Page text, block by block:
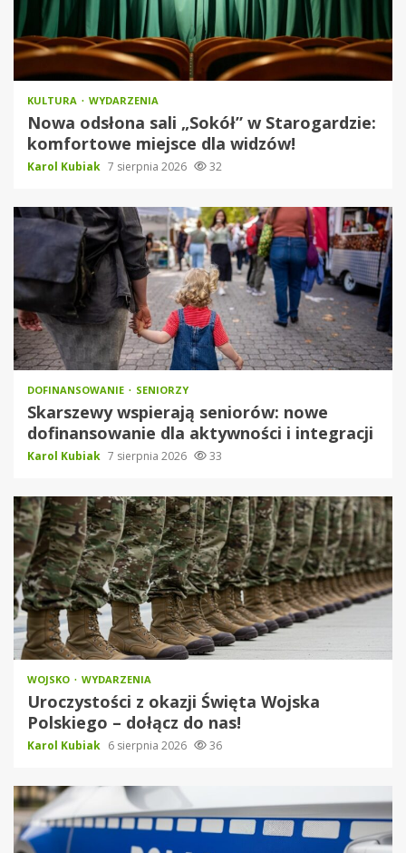
KULTURA WYDARZENIA
Nowa odsłona sali „Sokół” w Starogardzie:
komfortowe miejsce dla widzów!
Karol Kubiak 7 sierpnia 2026 32
DOFINANSOWANIE SENIORZY
Skarszewy wspierają seniorów: nowe
dofinansowanie dla aktywności i integracji
Karol Kubiak 7 sierpnia 2026 33
WOJSKO WYDARZENIA
Uroczystości z okazji Święta Wojska
Polskiego – dołącz do nas!
Karol Kubiak 6 sierpnia 2026 36